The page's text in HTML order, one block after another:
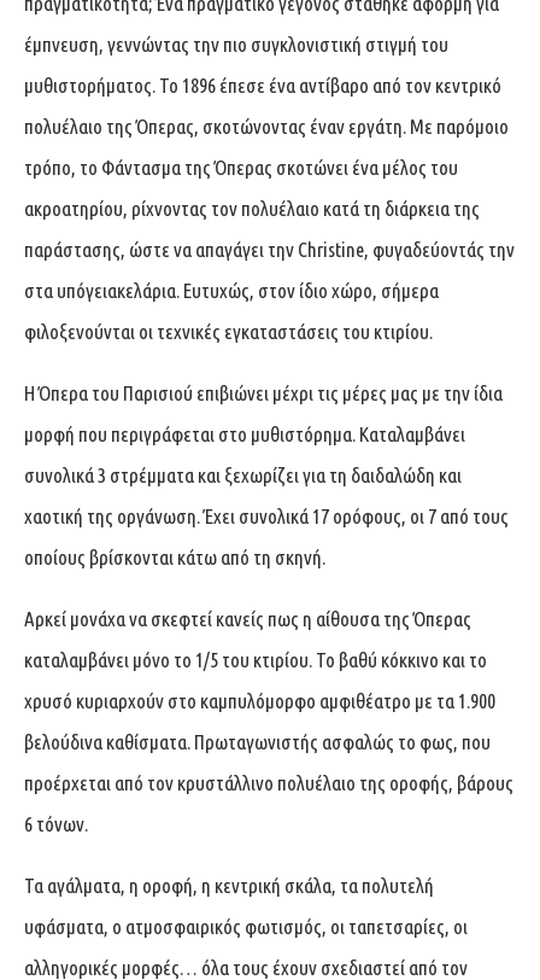
έμπνευση, γεννώντας την πιο συγκλονιστική στιγμή του
μυθιστορήματος. Το 1896 έπεσε ένα αντίβαρο από τον κεντρικό
πολυέλαιο της Όπερας, σκοτώνοντας έναν εργάτη. Με παρόμοιο
τρόπο, το Φάντασμα της Όπερας σκοτώνει ένα μέλος του
ακροατηρίου, ρίχνοντας τον πολυέλαιο κατά τη διάρκεια της
παράστασης, ώστε να απαγάγει την Christine, φυγαδεύοντάς την
στα υπόγειακελάρια. Ευτυχώς, στον ίδιο χώρο, σήμερα
φιλοξενούνται οι τεχνικές εγκαταστάσεις του κτιρίου.
Η Όπερα του Παρισιού επιβιώνει μέχρι τις μέρες μας με την ίδια
μορφή που περιγράφεται στο μυθιστόρημα. Καταλαμβάνει
συνολικά 3 στρέμματα και ξεχωρίζει για τη δαιδαλώδη και
χαοτική της οργάνωση. Έχει συνολικά 17 ορόφους, οι 7 από τους
οποίους βρίσκονται κάτω από τη σκηνή.
Αρκεί μονάχα να σκεφτεί κανείς πως η αίθουσα της Όπερας
καταλαμβάνει μόνο το 1/5 του κτιρίου. Το βαθύ κόκκινο και το
χρυσό κυριαρχούν στο καμπυλόμορφο αμφιθέατρο με τα 1.900
βελούδινα καθίσματα. Πρωταγωνιστής ασφαλώς το φως, που
προέρχεται από τον κρυστάλλινο πολυέλαιο της οροφής, βάρους
6 τόνων.
Τα αγάλματα, η οροφή, η κεντρική σκάλα, τα πολυτελή
υφάσματα, ο ατμοσφαιρικός φωτισμός, οι ταπετσαρίες, οι
αλληγορικές μορφές… όλα τους έχουν σχεδιαστεί από τον